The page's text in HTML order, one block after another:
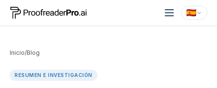
Inicio/Blog
RESUMEN E INVESTIGACIÓN